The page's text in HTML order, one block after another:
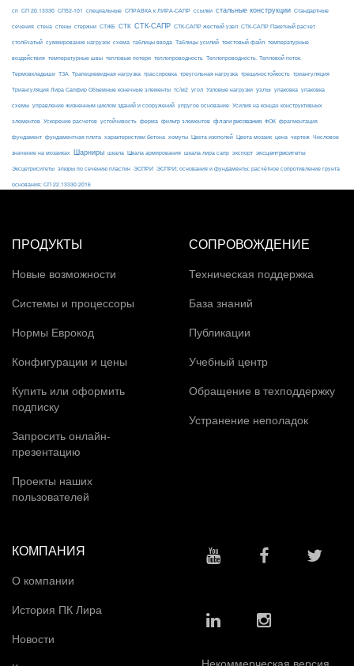
сп СП 20.13330 СП52-101 специальные СПРАВКА к ЛИРА-САПР ссылки стальные конструкции Стандартные
сечения стена стены стержни СТЖБ СТК СТК-САПР СТК-САПР жесткий узел СТК-САПР Пакетный расчет
столбчатый суммирование нагрузок схема таблицы ввода Таблицы усилий текстовый файл температурные
воздействия температурные швы тепловые потери теплопроводность Теплопроводность. Тепловой поток.
Термовкладыши ТЗА Трапециевидная нагрузка трассировка треугольная нагрузка трещиностойкость триангуляция
Триангуляция Лира Сапфир Объемные конечные элементы тс/м2 угол Узловые нагрузки узлы упаковка упаковка
схемы управление жизненным циклом зданий и сооружений упругое основание Усилия на концах конструктивных
элементов Ускорение расчетов устойчивость ферма фильтр элементов флаги рисования ФОК фрагментация
фундамент фундаментная плита характеристики бетона хомуты Цвета изополей Цвета мозаик цена чертеж Числовое
значение на мозаиках Шарниры шкала Шкала армирования шкала лира сапр экспорт эксцентриситеты
Эксцетриситеты эпюры по сечению пластин ЭСПРИ ЭСПРИ; основания и фундаменты; расчётное сопротивление грунта
основания; СП 22.13330.2016
ПРОДУКТЫ
Новые возможности
Системы и процессоры
Нормы Еврокод
Конфигурации и цены
Купить или оформить
подписку
Запросить онлайн-
презентацию
Проекты наших
пользователей
СОПРОВОЖДЕНИЕ
Техническая поддержка
База знаний
Публикации
Учебный центр
Обращение в техподдержку
Устранение неполадок
КОМПАНИЯ
О компании
История ПК Лира
Новости
Некоммерческая версия